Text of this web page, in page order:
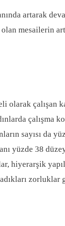
artarak
mesailerin
çalışan
çalışma
sayısı da
yüzde 38
hiyerarşik
zorluklar